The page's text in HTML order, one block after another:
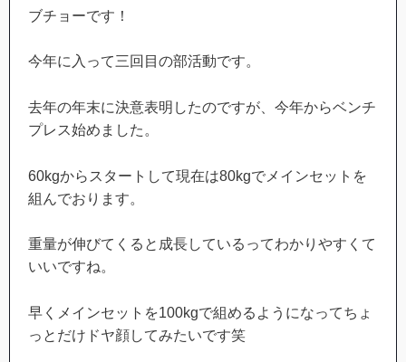
ブチョーです！
今年に入って三回目の部活動です。
去年の年末に決意表明したのですが、今年からベンチ
プレス始めました。
60kgからスタートして現在は80kgでメインセットを
組んでおります。
重量が伸びてくると成長しているってわかりやすくて
いいですね。
早くメインセットを100kgで組めるようになってちょ
っとだけドヤ顔してみたいです笑